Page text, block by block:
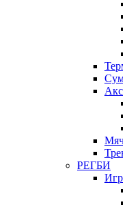
РЕГБИ